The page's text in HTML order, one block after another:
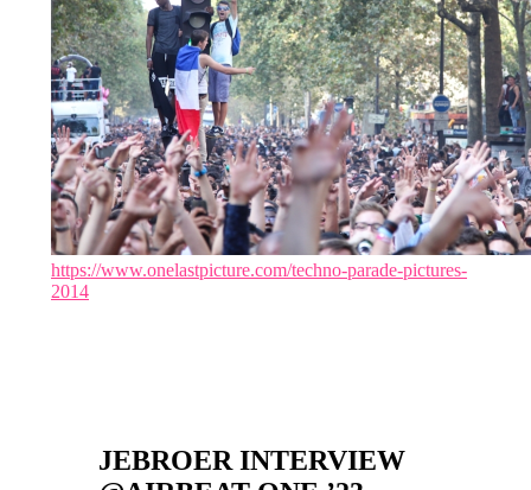
https://www.onelastpicture.com/techno-parade-pictures-
2014
JEBROER INTERVIEW